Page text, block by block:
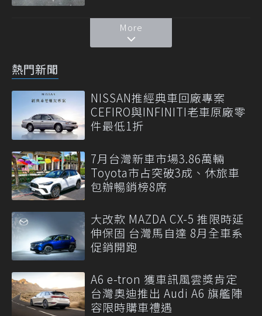
More
熱門新聞
NISSAN推經典車回廠專案
CEFIRO與INFINITI老車原廠零
件最低1折
7月台灣新車市場3.86萬輛
Toyota市占突破3成、休旅車
包辦暢銷榜8席
大改款 MAZDA CX-5 推限時延
伸保固 台灣馬自達 8月全車系
促銷開跑
A6 e-tron 獲車訊風雲獎肯定
台灣奧迪推出 Audi A6 旗艦陣
容限時購車禮遇